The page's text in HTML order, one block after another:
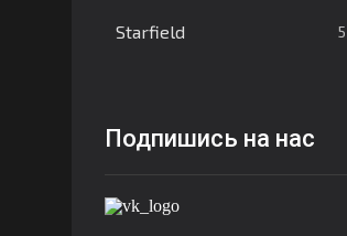
Starfield 5
Подпишись на нас